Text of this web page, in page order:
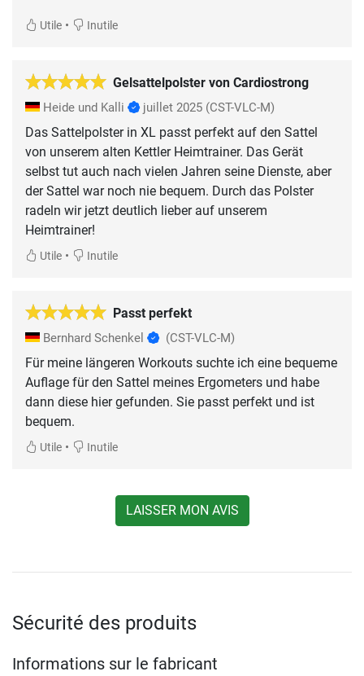
Utile • Inutile
Gelsattelpolster von Cardiostrong
Heide und Kalli juillet 2025 (CST-VLC-M)
Das Sattelpolster in XL passt perfekt auf den Sattel
von unserem alten Kettler Heimtrainer. Das Gerät
selbst tut auch nach vielen Jahren seine Dienste, aber
der Sattel war noch nie bequem. Durch das Polster
radeln wir jetzt deutlich lieber auf unserem
Heimtrainer!
Utile • Inutile
Passt perfekt
Bernhard Schenkel (CST-VLC-M)
Für meine längeren Workouts suchte ich eine bequeme
Auflage für den Sattel meines Ergometers und habe
dann diese hier gefunden. Sie passt perfekt und ist
bequem.
Utile • Inutile
LAISSER MON AVIS
Sécurité des produits
Informations sur le fabricant